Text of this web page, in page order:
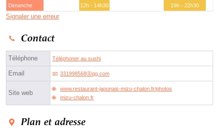
Dimanche
12h - 14h30 19h - 22h30
Signaler une erreur
Contact
Téléphone Téléphoner au sushi
Email 331998568ⓐqq.com
Site web
www.restaurant-japonais-mizu-chalon.fr/photos
mizu-chalon.fr
Plan et adresse